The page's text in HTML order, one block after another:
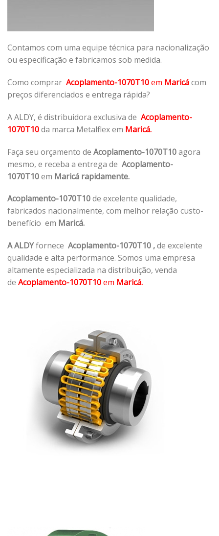
Contamos com uma equipe técnica para nacionalização
ou especificação e fabricamos sob medida.
Como comprar Acoplamento-1070T10em Maricácom
preços diferenciados e entrega rápida?
A ALDY, é distribuidora exclusiva de Acoplamento-
1070T10da marca Metalflex em Maricá.
Faça seu orçamento de Acoplamento-1070T10agora
mesmo, e receba a entrega de Acoplamento-
1070T10em Maricá rapidamente.
Acoplamento-1070T10de excelente qualidade,
fabricados nacionalmente, com melhor relação custo-
benefício em Maricá.
A ALDYfornece Acoplamento-1070T10 ,de excelente
qualidade e alta performance. Somos uma empresa
altamente especializada na distribuição, venda
de Acoplamento-1070T10em Maricá.